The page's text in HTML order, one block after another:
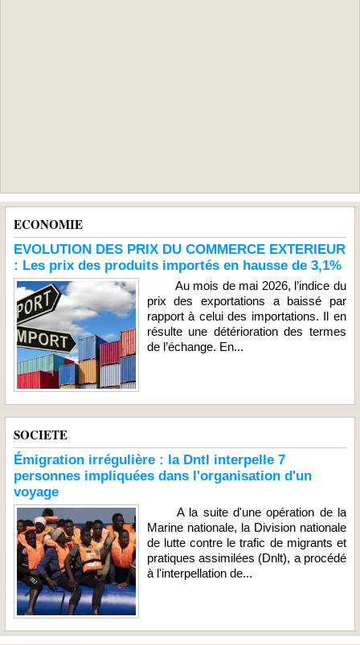
ECONOMIE
EVOLUTION DES PRIX DU COMMERCE EXTERIEUR
: Les prix des produits importés en hausse de 3,1%
Au mois de mai 2026, l’indice du
prix des exportations a baissé par
rapport à celui des importations. Il en
résulte une détérioration des termes
de l’échange. En...
SOCIETE
Émigration irrégulière : la Dntl interpelle 7
personnes impliquées dans l'organisation d'un
voyage
A la suite d'une opération de la
Marine nationale, la Division nationale
de lutte contre le trafic de migrants et
pratiques assimilées (Dnlt), a procédé
à l'interpellation de...